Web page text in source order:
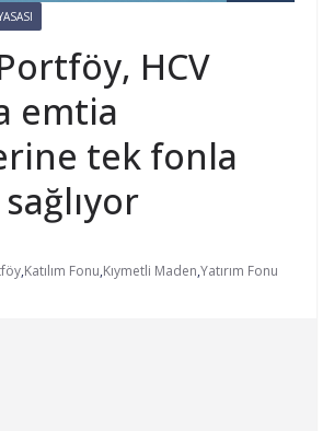
HCV
emtia
tek fonla
,Katılım Fonu,Kıymetli Maden,Yatırım Fonu